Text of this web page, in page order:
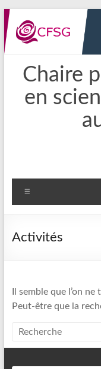
Aller
au
contenu
Chaire
en
Activités
Il semble que l’on
Peut-être que la